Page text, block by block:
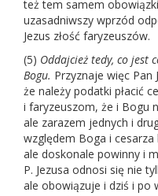
też tem samem
uzasadniwszy wprzód
Jezus złość faryzeuszów.
(5) Oddajcież tedy, co jest
Bogu. Przyznaje więc Pan
że należy podatki płacić
i faryzeuszom, że i Bogu
ale zarazem jednych i
względem Boga i
ale doskonale powinny i
P. Jezusa odnosi się nie
ale obowiązuje i dziś i po